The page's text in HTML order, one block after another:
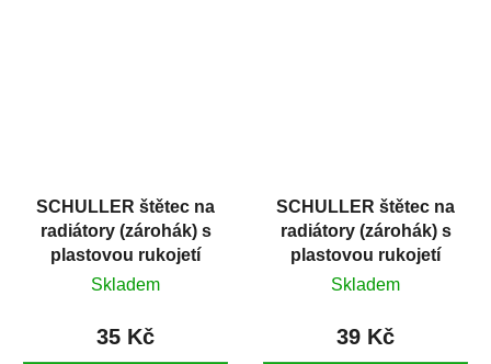
SCHULLER štětec na
radiátory (zárohák) s
plastovou rukojetí
šířka 25 mm
Skladem
35 Kč
SCHULLER štětec na
radiátory (zárohák) s
plastovou rukojetí
šířka 40 mm
Skladem
39 Kč